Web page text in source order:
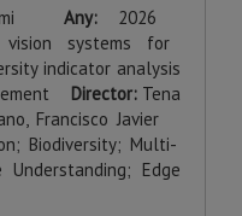
Any:
2026
vision systems for
indicator analysis
Director: Tena
Francisco Javier
Biodiversity; Multi-
Understanding; Edge